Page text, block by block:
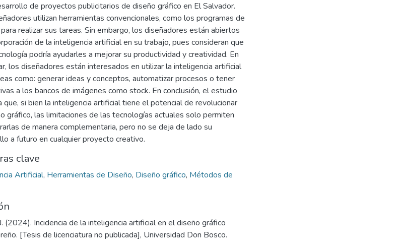
de proyectos publicitarios de diseño gráfico en El Salvador.
utilizan herramientas convencionales, como los programas de
realizar sus tareas. Sin embargo, los diseñadores están abiertos
de la inteligencia artificial en su trabajo, pues consideran que
podría ayudarles a mejorar su productividad y creatividad. En
los diseñadores están interesados en utilizar la inteligencia artificial
como: generar ideas y conceptos, automatizar procesos o tener
a los bancos de imágenes como stock. En conclusión, el estudio
que, si bien la inteligencia artificial tiene el potencial de revolucionar
gráfico, las limitaciones de las tecnologías actuales solo permiten
de manera complementaria, pero no se deja de lado su
a futuro en cualquier proyecto creativo.
clave
Artificial, Herramientas de Diseño, Diseño gráfico, Métodos de
(2024). Incidencia de la inteligencia artificial en el diseño gráfico
[Tesis de licenciatura no publicada], Universidad Don Bosco.